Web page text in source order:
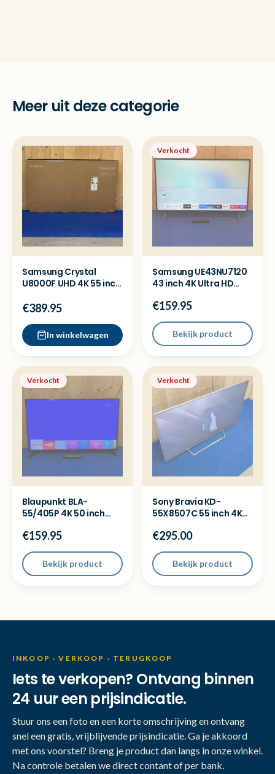
Meer uit deze categorie
Samsung Crystal
U8000F UHD 4K 55 inch
€389.95
In winkelwagen
Verkocht
Samsung UE43NU7120
43 inch 4K Ultra HD
€159.95
Bekijk product
Verkocht
Blaupunkt BLA-
55/405P 4K 50 inch
televisie
€159.95
Bekijk product
Verkocht
Sony Bravia KD-
55X8507C 55 inch 4K
€295.00
Bekijk product
INKOOP · VERKOOP · TERUGKOOP
Iets te verkopen? Ontvang binnen
24 uur een prijsindicatie.
Stuur ons een foto en een korte omschrijving en ontvang
snel een gratis, vrijblijvende prijsindicatie. Ga je akkoord
met ons voorstel? Breng je product dan langs in onze winkel.
Na controle betalen we direct contant of per bank.